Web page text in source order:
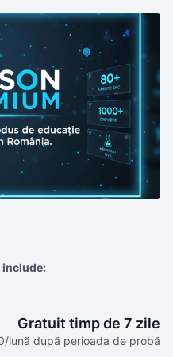
include:
la webinariile live
eveniment
Gratuit timp de 7 zile
lună după perioada de probă